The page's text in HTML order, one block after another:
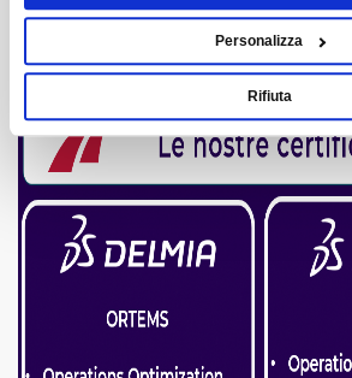
Personalizza
Rifiuta